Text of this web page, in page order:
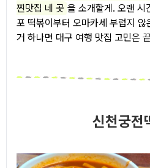
찐맛집 네 곳 을 소개할게. 오랜 시
포 떡볶이부터 오마카세 부럽지 않
거 하나면 대구 여행 맛집 고민은
신천궁전